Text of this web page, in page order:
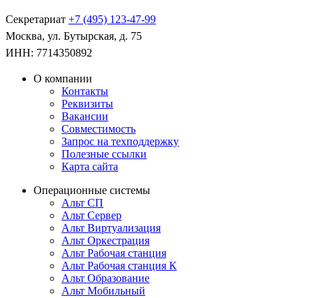
Секретариат +7 (495) 123-47-99
Москва, ул. Бутырская, д. 75
ИНН: 7714350892
О компании
Контакты
Реквизиты
Вакансии
Совместимость
Запрос на техподдержку
Полезные ссылки
Карта сайта
Операционные системы
Альт СП
Альт Сервер
Альт Виртуализация
Альт Оркестрация
Альт Рабочая станция
Альт Рабочая станция К
Альт Образование
Альт Мобильный